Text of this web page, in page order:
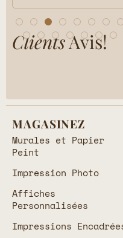
ClientsAvis!
MAGASINEZ
Murales et Papier
Peint
Impression Photo
Affiches
Personnalisées
Impressions